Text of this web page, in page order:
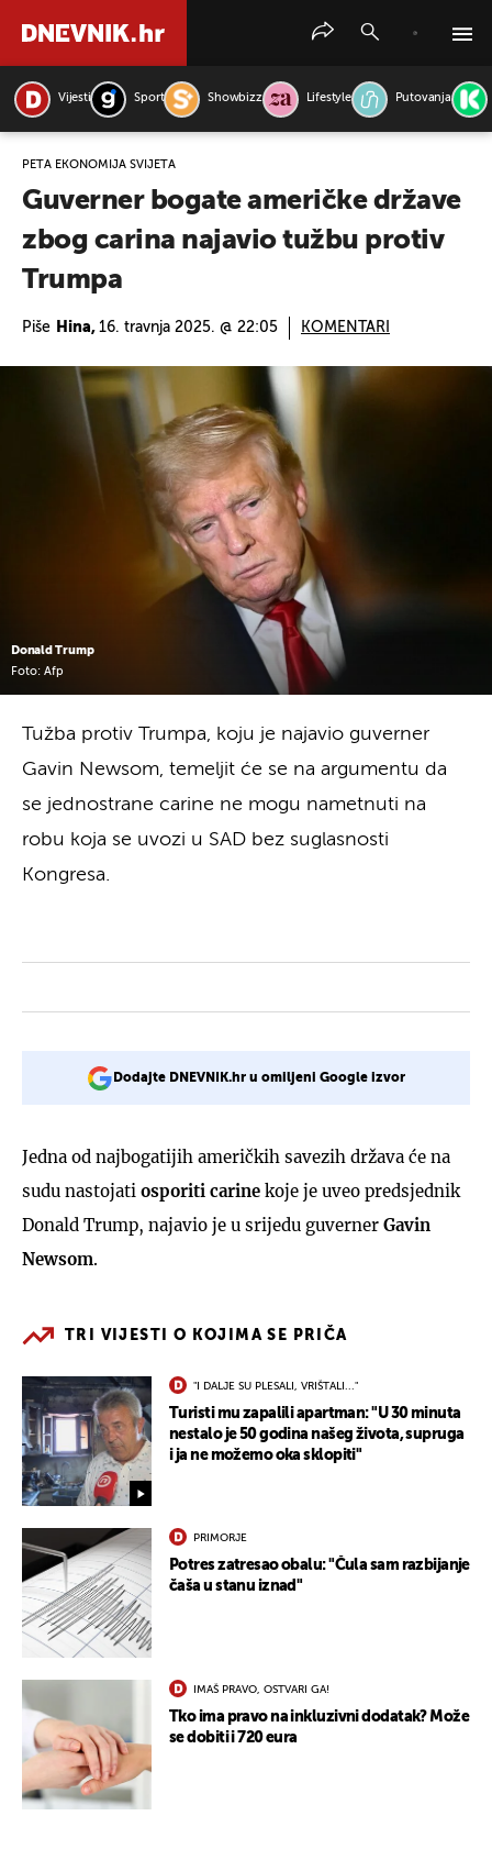
Vijesti Sport Showbizz Lifestyle Putovanja
PETA EKONOMIJA SVIJETA
Guverner bogate američke države
zbog carina najavio tužbu protiv
Trumpa
Piše Hina, 16. travnja 2025. @ 22:05 KOMENTARI
Donald Trump
Foto: Afp
Tužba protiv Trumpa, koju je najavio guverner
Gavin Newsom, temeljit će se na argumentu da
se jednostrane carine ne mogu nametnuti na
robu koja se uvozi u SAD bez suglasnosti
Kongresa.
Dodajte DNEVNIK.hr u omiljeni Google izvor
Jedna od najbogatijih američkih savezih država će na
sudu nastojati osporiti carine koje je uveo predsjednik
Donald Trump, najavio je u srijedu guverner Gavin
Newsom.
TRI VIJESTI O KOJIMA SE PRIČA
"I DALJE SU PLESALI, VRIŠTALI..."
Turisti mu zapalili apartman: "U 30 minuta
nestalo je 50 godina našeg života, supruga
i ja ne možemo oka sklopiti"
PRIMORJE
Potres zatresao obalu: "Čula sam razbijanje
čaša u stanu iznad"
IMAŠ PRAVO, OSTVARI GA!
Tko ima pravo na inkluzivni dodatak? Može
se dobiti i 720 eura
PRETRAŽITE VIJESTI